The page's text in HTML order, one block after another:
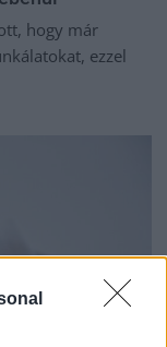
hogy már
ezzel